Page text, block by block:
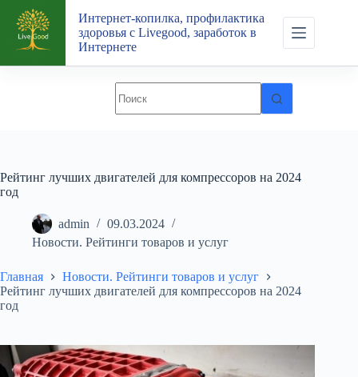
Перейти
сути
Интернет-копилка, профилактика
здоровья с Livegood, заработок в
Интернете
Рейтинг лучших двигателей для компрессоров на 2024
год
admin
09.03.2024
Новости. Рейтинги товаров и услуг
Главная
Новости. Рейтинги товаров и услуг
Рейтинг лучших двигателей для компрессоров на 2024
год